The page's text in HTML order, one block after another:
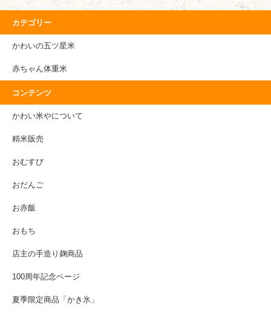
カテゴリー
かわいの五ツ星米
赤ちゃん体重米
コンテンツ
かわい米やについて
精米販売
おむすび
おだんご
お赤飯
おもち
店主の手造り麹商品
100周年記念ページ
夏季限定商品「かき氷」